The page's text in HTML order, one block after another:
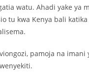
watu. Ahadi yake ya
tu kwa Kenya bali
pamoja na